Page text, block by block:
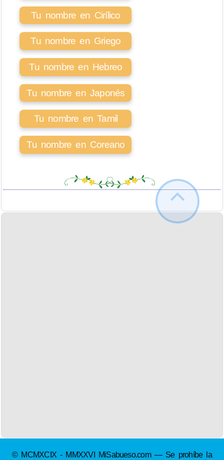
Tu nombre en Cirílico
Tu nombre en Griego
Tu nombre en Hebreo
Tu nombre en Japonés
Tu nombre en Tamil
Tu nombre en Coreano
© MCMXCIX - MMXXVI MiSabueso.com — Se prohíbe la